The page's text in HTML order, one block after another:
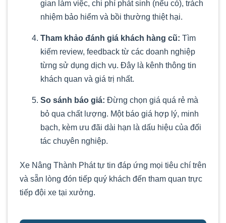
gian làm việc, chi phí phát sinh (nếu có), trách
nhiệm bảo hiểm và bồi thường thiệt hại.
Tham khảo đánh giá khách hàng cũ: Tìm
kiếm review, feedback từ các doanh nghiệp
từng sử dụng dịch vụ. Đây là kênh thông tin
khách quan và giá trị nhất.
So sánh báo giá: Đừng chọn giá quá rẻ mà
bỏ qua chất lượng. Một báo giá hợp lý, minh
bạch, kèm ưu đãi dài hạn là dấu hiệu của đối
tác chuyên nghiệp.
Xe Nâng Thành Phát tự tin đáp ứng mọi tiêu chí trên
và sẵn lòng đón tiếp quý khách đến tham quan trực
tiếp đội xe tại xưởng.